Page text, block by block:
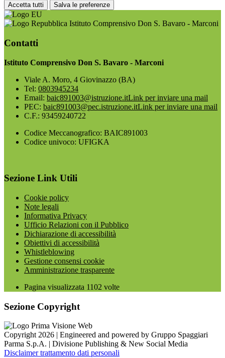
Accetta tutti Salva le preferenze
Istituto Comprensivo Don S. Bavaro - Marconi
Contatti
Istituto Comprensivo Don S. Bavaro - Marconi
Viale A. Moro, 4 Giovinazzo (BA)
Tel: 0803945234
Email: baic891003@istruzione.itLink per inviare una mail
PEC: baic891003@pec.istruzione.itLink per inviare una mail
C.F.: 93459240722
Codice Meccanografico: BAIC891003
Codice univoco: UFIGKA
Sezione Link Utili
Cookie policy
Note legali
Informativa Privacy
Ufficio Relazioni con il Pubblico
Dichiarazione di accessibilità
Obiettivi di accessibilità
Whistleblowing
Gestione consensi cookie
Amministrazione trasparente
Pagina visualizzata 1102 volte
Sezione Copyright
Copyright 2026 | Engineered and powered by Gruppo Spaggiari
Parma S.p.A. | Divisione Publishing & New Social Media
Disclaimer trattamento dati personali